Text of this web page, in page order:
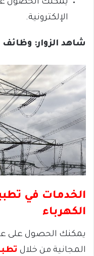
يمكنك الحصول
الإلكترونية.
شاهد الزوار:
الخدمات في
الكهرباء
يمكنك الحصول على
المجانية من خلال